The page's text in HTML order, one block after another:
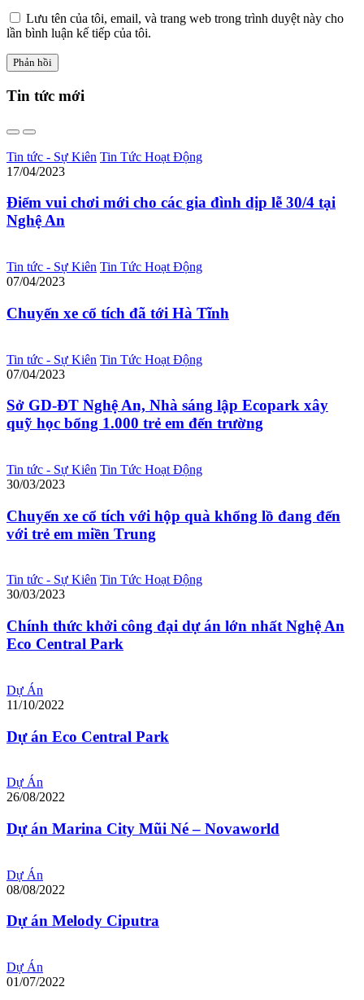
Lưu tên của tôi, email, và trang web trong trình duyệt này cho
lần bình luận kế tiếp của tôi.
Tin tức mới
Tin tức - Sự Kiên Tin Tức Hoạt Động
17/04/2023
Điểm vui chơi mới cho các gia đình dịp lễ 30/4 tại
Nghệ An
Tin tức - Sự Kiên Tin Tức Hoạt Động
07/04/2023
Chuyến xe cổ tích đã tới Hà Tĩnh
Tin tức - Sự Kiên Tin Tức Hoạt Động
07/04/2023
Sở GD-ĐT Nghệ An, Nhà sáng lập Ecopark xây
quỹ học bổng 1.000 trẻ em đến trường
Tin tức - Sự Kiên Tin Tức Hoạt Động
30/03/2023
Chuyến xe cổ tích với hộp quà khổng lồ đang đến
với trẻ em miền Trung
Tin tức - Sự Kiên Tin Tức Hoạt Động
30/03/2023
Chính thức khởi công đại dự án lớn nhất Nghệ An
Eco Central Park
Dự Án
11/10/2022
Dự án Eco Central Park
Dự Án
26/08/2022
Dự án Marina City Mũi Né – Novaworld
Dự Án
08/08/2022
Dự án Melody Ciputra
Dự Án
01/07/2022